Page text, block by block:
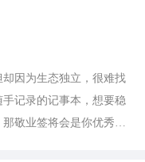
因为生态独立，很难找
记录的记事本，想要稳
敬业签将会是你优秀的